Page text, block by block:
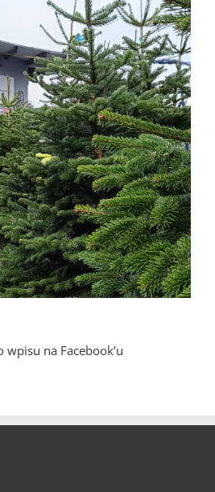
wpisu na Facebook’u